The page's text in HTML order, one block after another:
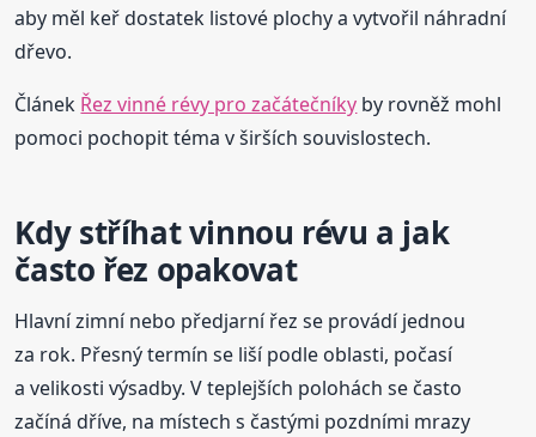
aby měl keř dostatek listové plochy a vytvořil náhradní
dřevo.
Článek Řez vinné révy pro začátečníky by rovněž mohl
pomoci pochopit téma v širších souvislostech.
Kdy stříhat vinnou révu a jak
často řez opakovat
Hlavní zimní nebo předjarní řez se provádí jednou
za rok. Přesný termín se liší podle oblasti, počasí
a velikosti výsadby. V teplejších polohách se často
začíná dříve, na místech s častými pozdními mrazy